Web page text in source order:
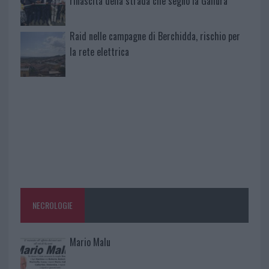
Raid nelle campagne di Berchidda, rischio per
la rete elettrica
NECROLOGIE
Mario Malu